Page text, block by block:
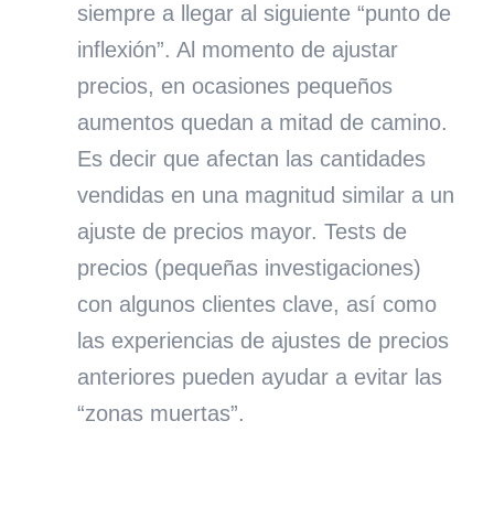
siempre a llegar al siguiente “punto de
inflexión”. Al momento de ajustar
precios, en ocasiones pequeños
aumentos quedan a mitad de camino.
Es decir que afectan las cantidades
vendidas en una magnitud similar a un
ajuste de precios mayor. Tests de
precios (pequeñas investigaciones)
con algunos clientes clave, así como
las experiencias de ajustes de precios
anteriores pueden ayudar a evitar las
“zonas muertas”.